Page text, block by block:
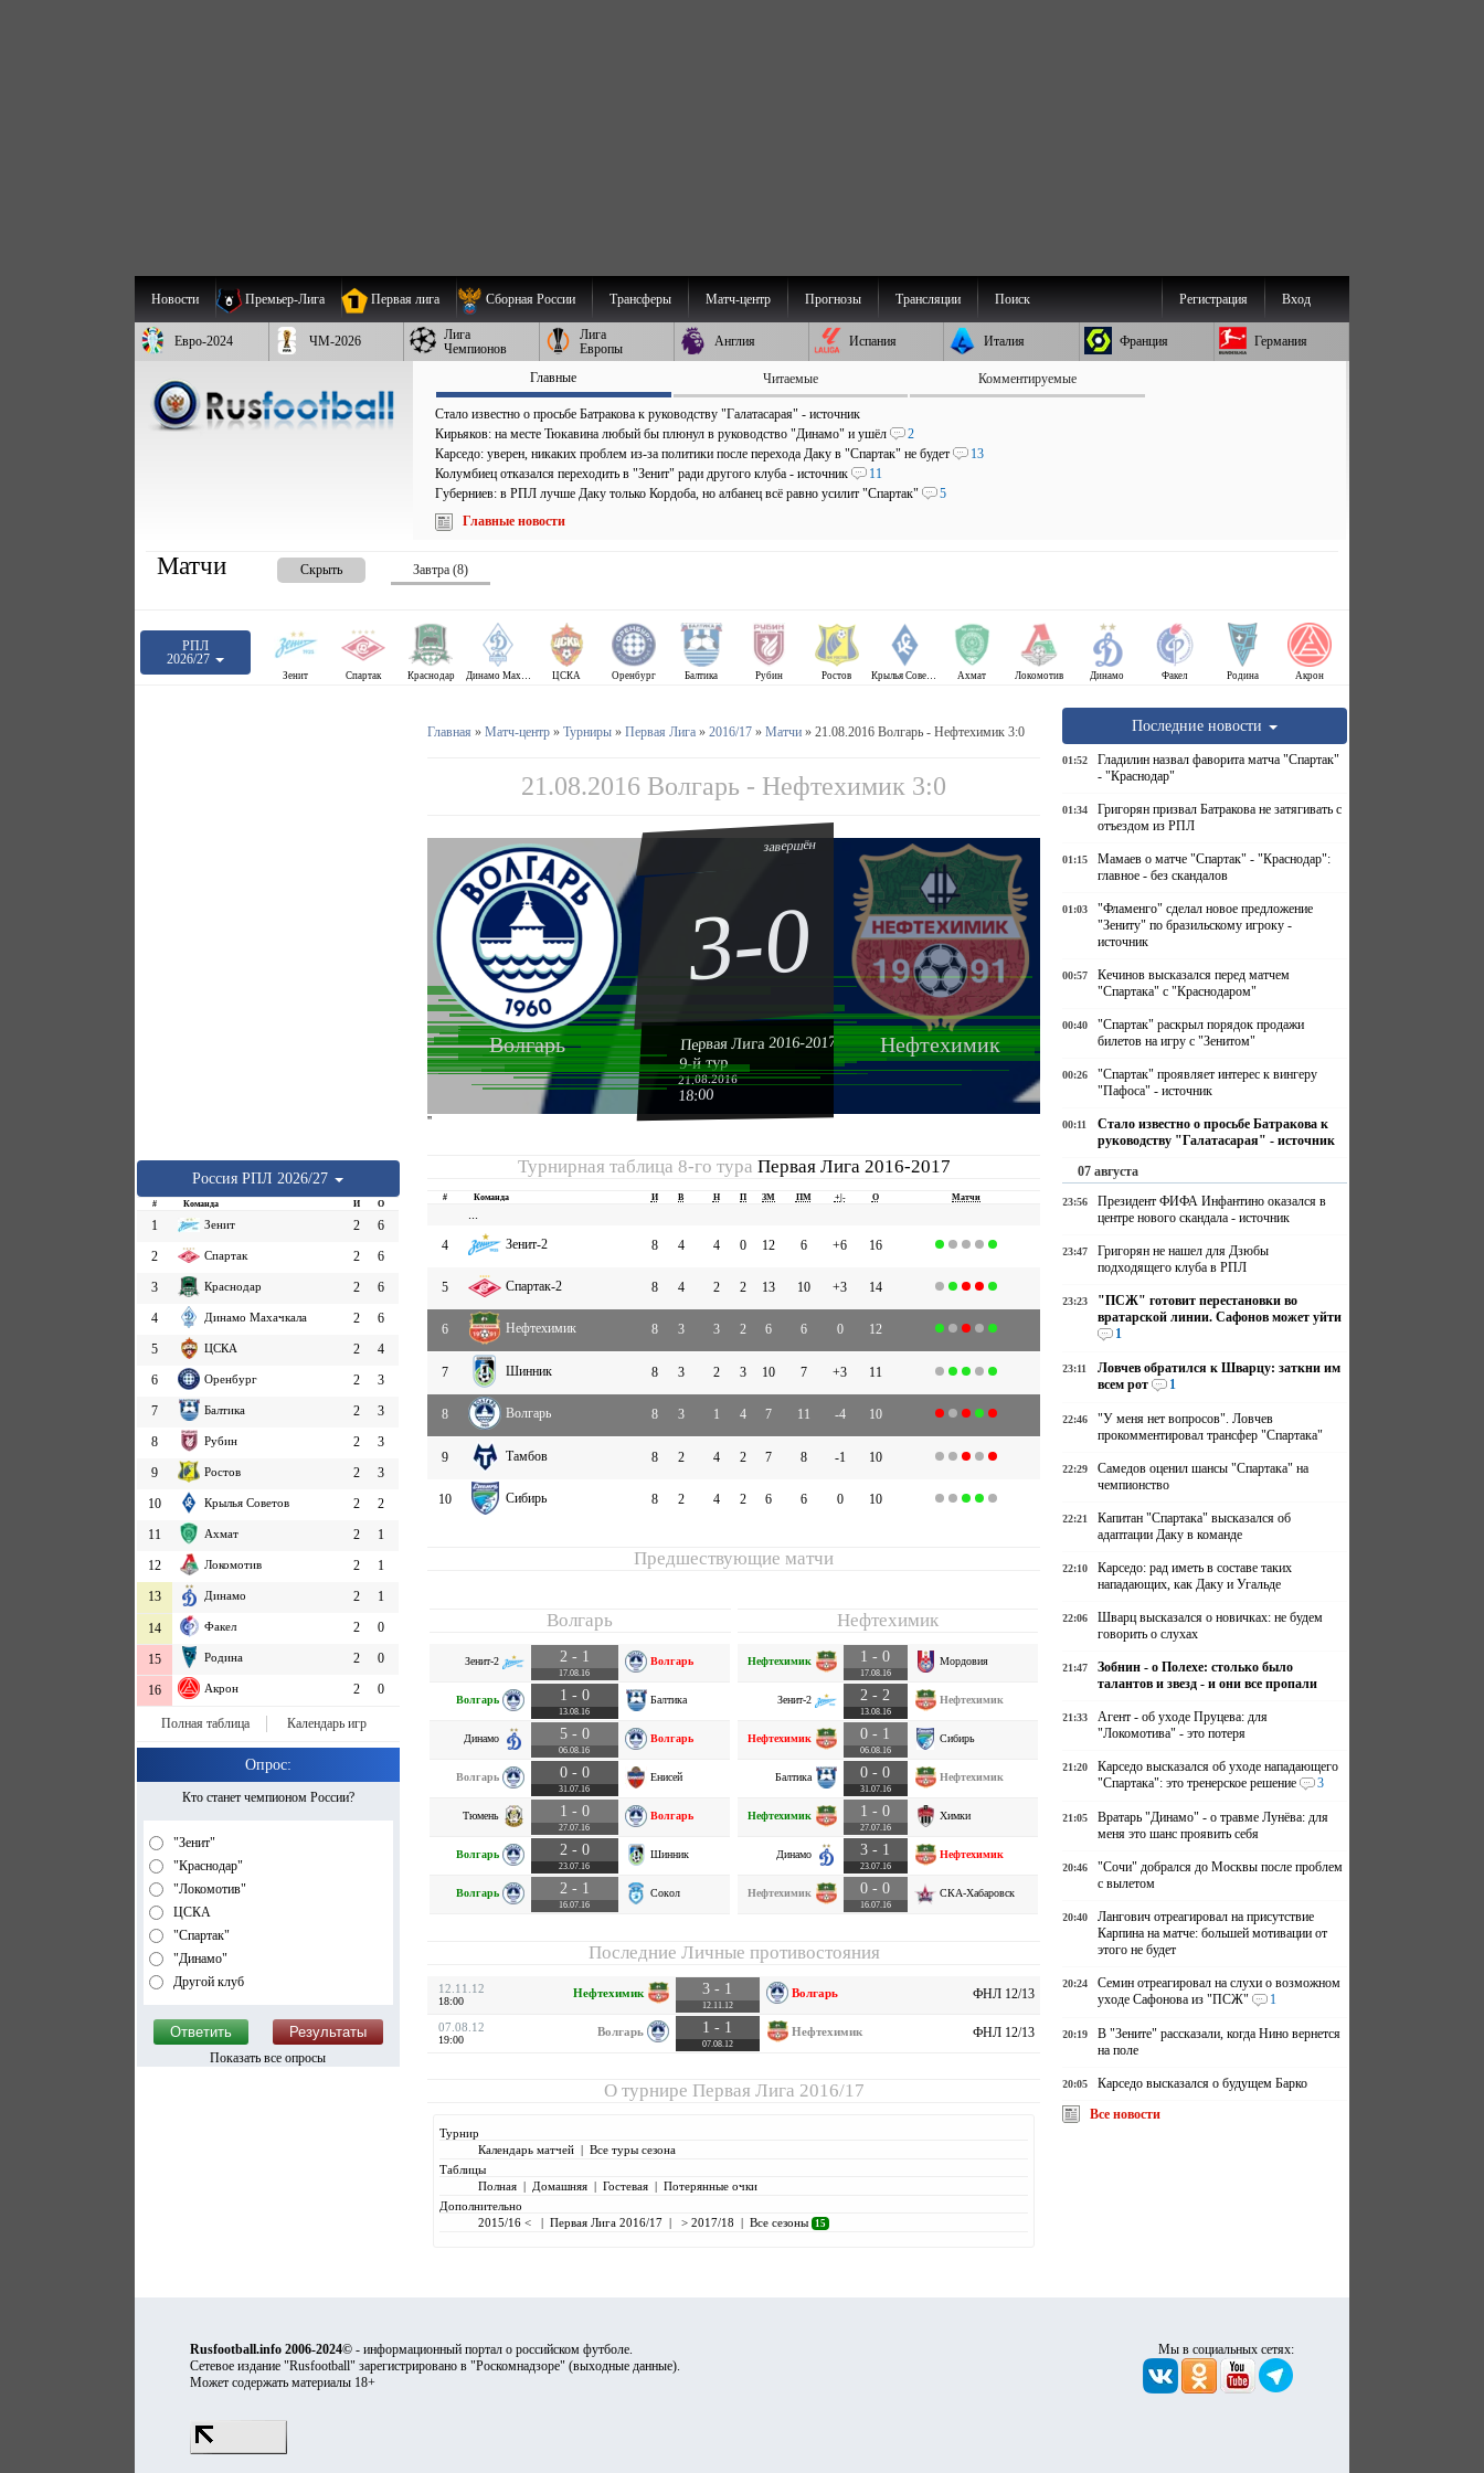
Новости Премьер-Лига Первая лига Сборная России Трансферы Матч-центр Прогнозы Трансляции Поиск Вход
Регистрация
Евро-2024 ЧМ-2026
Лига
Чемпионов
Лига
Европы
Англия Испания Италия Франция Германия
Главные Читаемые Комментируемые
Стало известно о просьбе Батракова к руководству "Галатасарая" - источник
Кирьяков: на месте Тюкавина любый бы плюнул в руководство "Динамо" и ушёл
2
Карседо: уверен, никаких проблем из-за политики после перехода Даку в "Спартак" не будет
13
Колумбиец отказался переходить в "Зенит" ради другого клуба - источник
11
Губерниев: в РПЛ лучше Даку только Кордоба, но албанец всё равно усилит "Спартак"
5
Главные новости
Матчи Скрыть Завтра (8)
РПЛ
2026/27
Зенит Спартак Краснодар Динамо Махачкала ЦСКА Оренбург Балтика Рубин Ростов Крылья Советов Ахмат Локомотив Динамо Факел Родина Акрон
Россия РПЛ 2026/27
# Команда И О
1 Зенит 2
6
2
Спартак 2
6
3
Краснодар 2
6
4
Динамо Махачкала 2
6
5
ЦСКА 2
4
6
Оренбург 2
3
7
Балтика 2
3
8
Рубин 2
3
9
Ростов 2
3
10
Крылья Советов 2
2
11
Ахмат 2
1
12
Локомотив 2
1
13
Динамо 2 1
14 Факел 2 0
15 Родина 2 0
16 Акрон 2 0
Полная таблица Календарь игр
Опрос:
Кто станет чемпионом России?
"Зенит"
"Краснодар"
"Локомотив"
ЦСКА
"Спартак"
"Динамо"
Другой клуб
Показать все опросы
Главная » Матч-центр» Турниры» Первая Лига» 2016/17» Матчи» 21.08.2016 Волгарь - Нефтехимик 3:0
21.08.2016 Волгарь - Нефтехимик 3:0
Волгарь Нефтехимик
завершён
3-0
Первая Лига 2016-2017
9-й тур
21.08.2016
18:00
''
Турнирная таблица 8-го тура Первая Лига 2016-2017
# Команда И В Н П ЗМ ПМ +|- О Матчи
...
4
Зенит-2 8 4 4 0 12 6 +6 16
5 Спартак-2 8 4 2 2 13 10 +3 14
6 Нефтехимик 8 3 3 2 6 6 0 12
7 Шинник 8 3 2 3 10 7 +3 11
8 Волгарь 8 3 1 4 7 11 -4 10
9 Тамбов 8 2 4 2 7 8 -1 10
10 Сибирь 8 2 4 2 6 6 0 10
Предшествующие матчи
Волгарь
Зенит-2 2 - 1
17.08.16
Волгарь
Волгарь 1 - 0
13.08.16
Балтика
Динамо 5 - 0
06.08.16
Волгарь
Волгарь 0 - 0
31.07.16
Енисей
Тюмень 1 - 0
27.07.16
Волгарь
Волгарь 2 - 0
23.07.16
Шинник
Волгарь 2 - 1
16.07.16
Сокол
Нефтехимик
Нефтехимик 1 - 0
17.08.16
Мордовия
Зенит-2 2 - 2
13.08.16
Нефтехимик
Нефтехимик 0 - 1
06.08.16
Сибирь
Балтика 0 - 0
31.07.16
Нефтехимик
Нефтехимик 1 - 0
27.07.16
Химки
Динамо 3 - 1
23.07.16
Нефтехимик
Нефтехимик 0 - 0
16.07.16
СКА-Хабаровск
Последние Личные противостояния
12.11.12
18:00
Нефтехимик 3 - 1
12.11.12
Волгарь ФНЛ 12/13
07.08.12
19:00
Волгарь 1 - 1
07.08.12
Нефтехимик ФНЛ 12/13
О турнире Первая Лига 2016/17
Турнир
Календарь матчей| Все туры сезона
Таблицы
Полная| Домашняя| Гостевая| Потерянные очки
Дополнительно
2015/16 <
| Первая Лига 2016/17| > 2017/18 | Все сезоны 15
Последние новости
01:52
Гладилин назвал фаворита матча "Спартак"
- "Краснодар"
01:34
Григорян призвал Батракова не затягивать с
отъездом из РПЛ
01:15
Мамаев о матче "Спартак" - "Краснодар":
главное - без скандалов
01:03
"Фламенго" сделал новое предложение
"Зениту" по бразильскому игроку -
источник
00:57
Кечинов высказался перед матчем
"Спартака" с "Краснодаром"
00:40
"Спартак" раскрыл порядок продажи
билетов на игру с "Зенитом"
00:26
"Спартак" проявляет интерес к вингеру
"Пафоса" - источник
00:11
Стало известно о просьбе Батракова к
руководству "Галатасарая" - источник
07 августа
23:56
Президент ФИФА Инфантино оказался в
центре нового скандала - источник
23:47
Григорян не нашел для Дзюбы
подходящего клуба в РПЛ
23:23
"ПСЖ" готовит перестановки во
вратарской линии. Сафонов может уйти
1
23:11
Ловчев обратился к Шварцу: заткни им
всем рот
1
22:46
"У меня нет вопросов". Ловчев
прокомментировал трансфер "Спартака"
22:29
Самедов оценил шансы "Спартака" на
чемпионство
22:21
Капитан "Спартака" высказался об
адаптации Даку в команде
22:10
Карседо: рад иметь в составе таких
нападающих, как Даку и Угальде
22:06
Шварц высказался о новичках: не будем
говорить о слухах
21:47
Зобнин - о Полехе: столько было
талантов и звезд - и они все пропали
21:33
Агент - об уходе Пруцева: для
"Локомотива" - это потеря
21:20
Карседо высказался об уходе нападающего
"Спартака": это тренерское решение
3
21:05
Вратарь "Динамо" - о травме Лунёва: для
меня это шанс проявить себя
20:46
"Сочи" добрался до Москвы после проблем
с вылетом
20:40
Лангович отреагировал на присутствие
Карпина на матче: большей мотивации от
этого не будет
20:24
Семин отреагировал на слухи о возможном
уходе Сафонова из "ПСЖ"
1
20:19
В "Зените" рассказали, когда Нино вернется
на поле
20:05
Карседо высказался о будущем Барко
Все новости
Rusfootball.info 2006-2024© - информационный портал о российском футболе.
Сетевое издание "Rusfootball" зарегистрировано в "Роскомнадзоре" (выходные данные).
Может содержать материалы 18+
Мы в социальных сетях: